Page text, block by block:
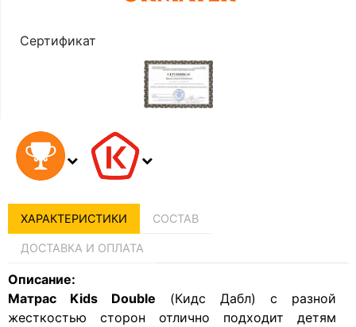
Сертификат
ХАРАКТЕРИСТИКИ СОСТАВ
ДОСТАВКА И ОПЛАТА
Описание:
Матрас Kids Double (Кидс Дабл) с разной
жесткостью сторон отлично подходит детям